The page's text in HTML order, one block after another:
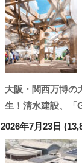
大阪・関西万博の
生！清水建設、
2026年7月23日